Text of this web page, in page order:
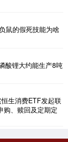
鼠的假死技能为啥
酸锂大约能生产8吨
生消费ETF发起联
购、赎回及定期定